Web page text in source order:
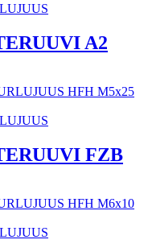
A2
FZB